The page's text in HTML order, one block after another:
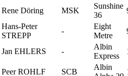
Rene Döring MSK
Sunshine
36
Hans-Peter
STREPP
-
Eight
Metre
Jan EHLERS -
Albin
Express
Peer ROHLF SCB
Albin